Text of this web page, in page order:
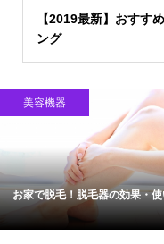
【2019最新】おすす
ング
美容機器
お家で脱毛！脱毛器の効果・使